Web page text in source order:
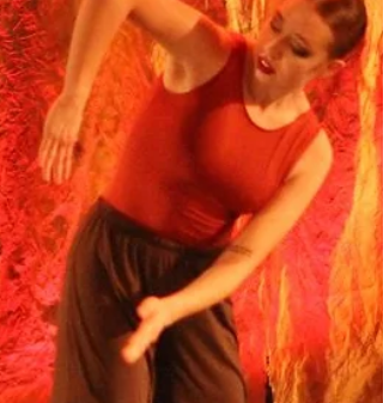
evento promovido pela Prefeitura de Ponta
por meio da Secretaria Municipal de Cultura. A
agen